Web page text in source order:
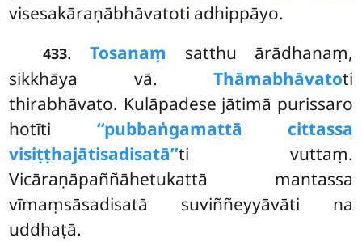
visesakāraṇābhāvatoti adhippāyo.
433.Tosanaṃ satthu ārādhanaṃ,
sikkhāya vā. Thāmabhāvatoti
thirabhāvato. Kulāpadese jātimā purissaro
hotīti ‘‘pubbaṅgamattā cittassa
visiṭṭhajātisadisatā’’ti vuttaṃ.
Vicāraṇāpaññāhetukattā mantassa
vīmaṃsāsadisatā suviññeyyāvāti na
uddhaṭā.